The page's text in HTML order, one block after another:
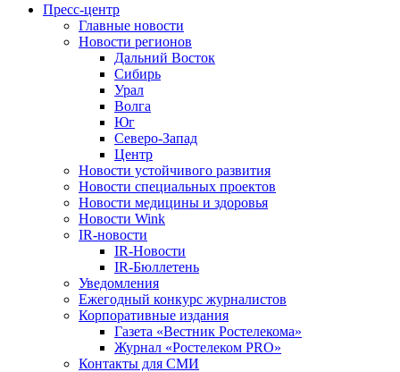
Пресс-центр
Главные новости
Новости регионов
Дальний Восток
Сибирь
Урал
Волга
Юг
Северо-Запад
Центр
Новости устойчивого развития
Новости специальных проектов
Новости медицины и здоровья
Новости Wink
IR-новости
IR-Новости
IR-Бюллетень
Уведомления
Ежегодный конкурс журналистов
Корпоративные издания
Газета «Вестник Ростелекома»
Журнал «Ростелеком PRO»
Контакты для СМИ